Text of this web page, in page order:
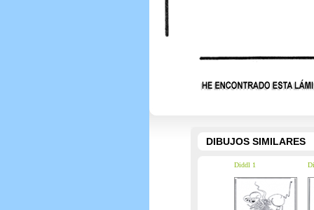
DIBUJOS SIMILARES
Diddl 1